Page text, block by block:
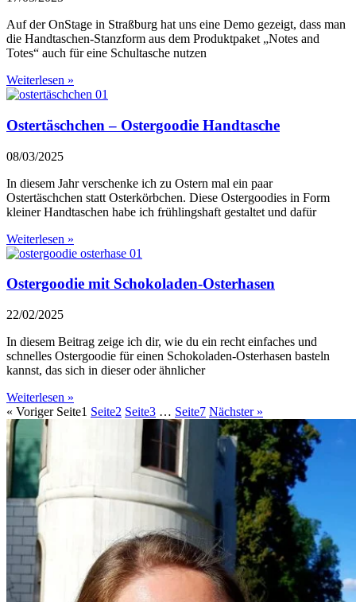
Auf der OnStage in Straßburg hat uns eine Demo gezeigt, dass man
die Handtaschen-Stanzform aus dem Produktpaket „Notes and
Totes“ auch für eine Schultasche nutzen
Weiterlesen »
Ostertäschchen – Ostergoodie Handtasche
08/03/2025
In diesem Jahr verschenke ich zu Ostern mal ein paar
Ostertäschchen statt Osterkörbchen. Diese Ostergoodies in Form
kleiner Handtaschen habe ich frühlingshaft gestaltet und dafür
Weiterlesen »
Ostergoodie mit Schokoladen-Osterhasen
22/02/2025
In diesem Beitrag zeige ich dir, wie du ein recht einfaches und
schnelles Ostergoodie für einen Schokoladen-Osterhasen basteln
kannst, das sich in dieser oder ähnlicher
Weiterlesen »
« Voriger Seite1 Seite2 Seite3 … Seite7 Nächster »